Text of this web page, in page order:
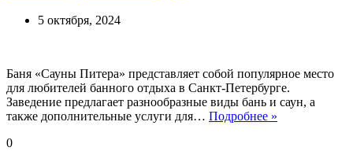
5 октября, 2024
Баня «Сауны Питера» представляет собой популярное место
для любителей банного отдыха в Санкт-Петербурге.
Заведение предлагает разнообразные виды бань и саун, а
также дополнительные услуги для… Подробнее »
0